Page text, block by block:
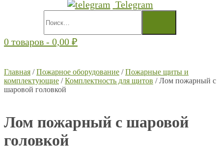
Telegram
0 товаров - 0,00 ₽
Главная /Пожарное оборудование /Пожарные щиты и
комплектующие /Комплектность для щитов / Лом пожарный с
шаровой головкой
Лом пожарный с шаровой
головкой